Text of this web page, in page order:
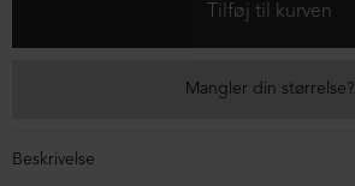
Mangler din størrelse?
Beskrivelse